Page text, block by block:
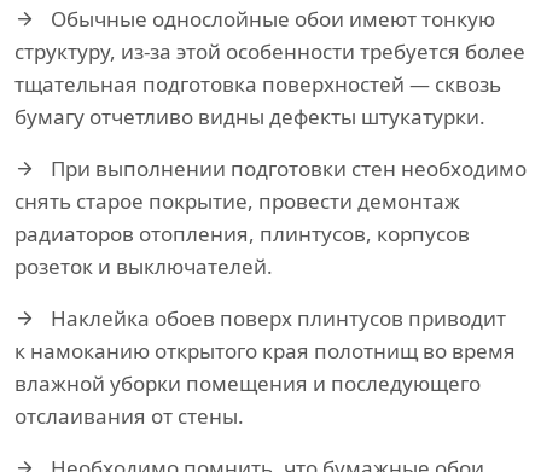
Обычные однослойные обои имеют тонкую
структуру, из-за этой особенности требуется более
тщательная подготовка поверхностей — сквозь
бумагу отчетливо видны дефекты штукатурки.
При выполнении подготовки стен необходимо
снять старое покрытие, провести демонтаж
радиаторов отопления, плинтусов, корпусов
розеток и выключателей.
Наклейка обоев поверх плинтусов приводит
к намоканию открытого края полотнищ во время
влажной уборки помещения и последующего
отслаивания от стены.